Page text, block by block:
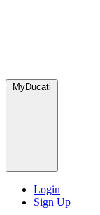
MyDucati
Login
Sign Up